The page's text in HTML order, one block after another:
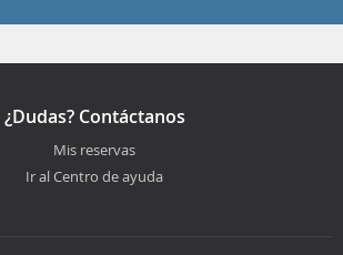
¿Dudas? Contáctanos
Mis reservas
Ir al Centro de ayuda